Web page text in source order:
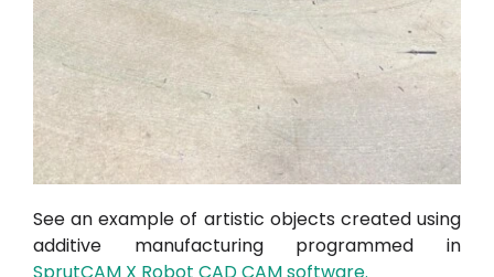
See an example of artistic objects created using
additive manufacturing programmed in